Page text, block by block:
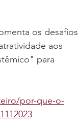
os desafios
aos
para
por-que-o-